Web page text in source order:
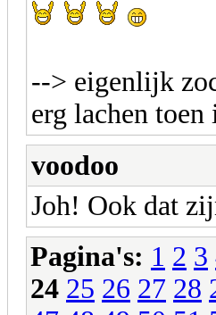
--> eigenlijk
erg lachen toen
voodoo
Joh! Ook dat
Pagina's: 1 2 3
24 25 26 27 28